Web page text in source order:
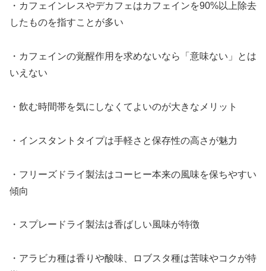
・カフェインレスやデカフェはカフェインを90%以上除去
したものを指すことが多い
・カフェインの覚醒作用を求めないなら「意味ない」とは
いえない
・飲む時間帯を気にしなくてよいのが大きなメリット
・インスタントタイプは手軽さと保存性の高さが魅力
・フリーズドライ製法はコーヒー本来の風味を保ちやすい
傾向
・スプレードライ製法は香ばしい風味が特徴
・アラビカ種は香りや酸味、ロブスタ種は苦味やコクが特